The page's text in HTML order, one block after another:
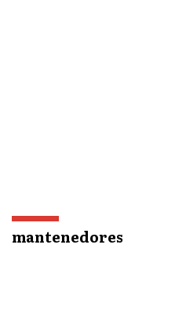
mantenedores